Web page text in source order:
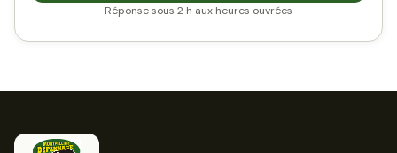
Réponse sous 2 h aux heures ouvrées